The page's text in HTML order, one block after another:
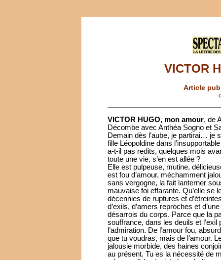
VICTOR
Article
VICTOR HUGO, mon amour, de
Décombe avec Anthéa Sogno et
Demain dès l’aube, je partirai… je
fille Léopoldine dans
a-t-il pas redits, quelques mois
toute une vie, s’en est allée ?
Elle est pulpeuse, mutine,
est fou d’amour, méchamment
sans vergogne, la fait lanterner
mauvaise foi effarante. Qu’elle se
décennies de ruptures et
d’exils, d’amers reproches et
désarrois du corps. Parce que la
souffrance, dans les deuils et
l’admiration. De l’amour fou,
que tu voudras, mais de l’amour.
jalousie morbide, des haines
au présent. Tu es la nécessité de